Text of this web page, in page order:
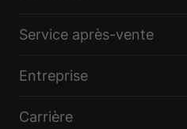
Service après-vente
Entreprise
Carrière